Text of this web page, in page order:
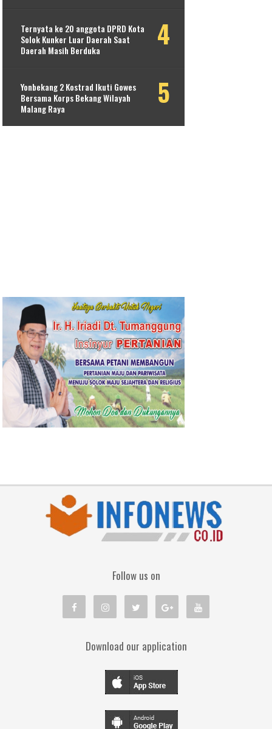
Ternyata ke 20 anggota DPRD Kota
Solok Kunker Luar Daerah Saat
Daerah Masih Berduka
Yonbekang 2 Kostrad Ikuti Gowes
Bersama Korps Bekang Wilayah
Malang Raya
Follow us on
Download our application